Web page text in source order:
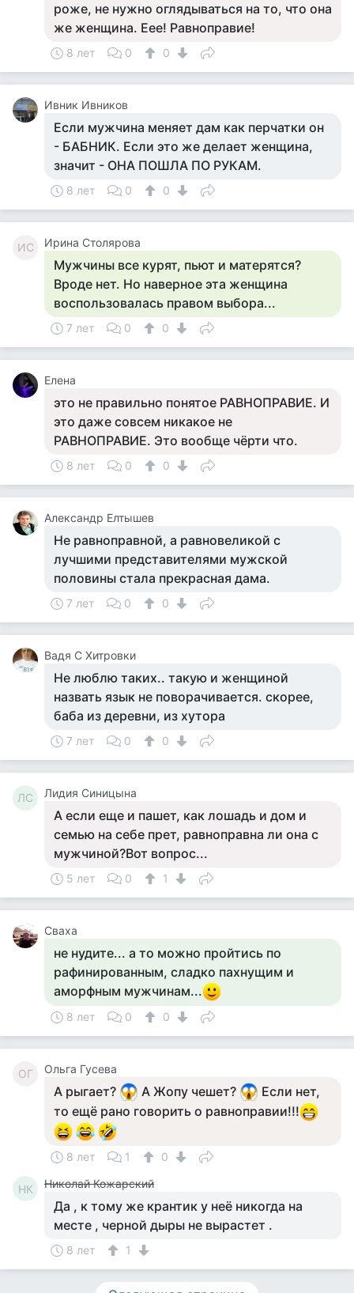
роже, не нужно оглядываться на то, что она
же женщина. Еее! Равноправие!
8 лет 0 0
Ивник Ивников
Если мужчина меняет дам как перчатки он
- БАБНИК. Если это же делает женщина,
значит - ОНА ПОШЛА ПО РУКАМ.
8 лет 0 0
ИС Ирина Столярова
Мужчины все курят, пьют и матерятся?
Вроде нет. Но наверное эта женщина
воспользовалась правом выбора...
7 лет 0 0
Елена
это не правильно понятое РАВНОПРАВИЕ. И
это даже совсем никакое не
РАВНОПРАВИЕ. Это вообще чёрти что.
8 лет 0 0
Александр Елтышев
Не равноправной, а равновеликой с
лучшими представителями мужской
половины стала прекрасная дама.
7 лет 0 0
Вадя С Хитровки
Не люблю таких.. такую и женщиной
назвать язык не поворачивается. скорее,
баба из деревни, из хутора
7 лет 0 0
ЛС Лидия Синицына
А если еще и пашет, как лошадь и дом и
семью на себе прет, равноправна ли она с
мужчиной?Вот вопрос...
5 лет 0 1
Сваха
не нудите... а то можно пройтись по
рафинированным, сладко пахнущим и
аморфным мужчинам...
8 лет 0 0
ОГ Ольга Гусева
А рыгает? А Жопу чешет?
Если нет,
то ещё рано говорить о равноправии!!!
8 лет 1 0
НК Николай Кожарский
Да , к тому же крантик у неё никогда на
месте , черной дыры не вырастет .
8 лет 1